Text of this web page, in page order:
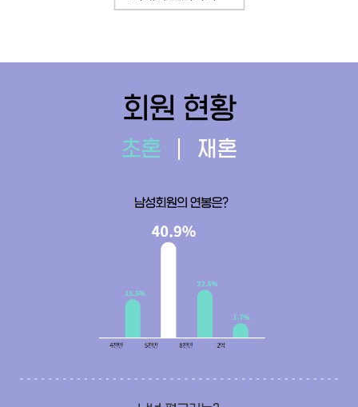
회원 현황
초혼 재혼